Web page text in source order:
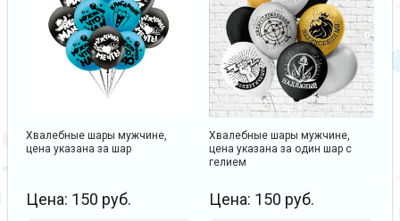
Хвалебные шары мужчине,
цена указана за шар
Цена: 150 руб.
Хвалебные шары мужчине,
цена указана за один шар с
гелием
Цена: 150 руб.